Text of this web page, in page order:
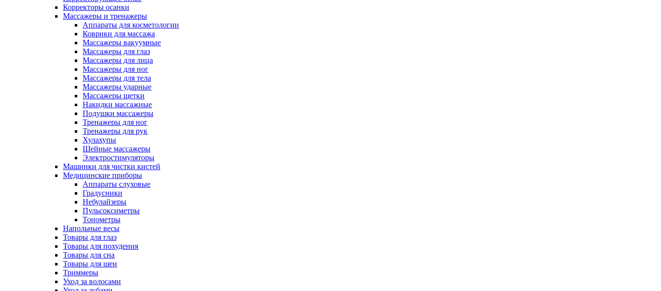
Корректоры осанки
Массажеры и тренажеры
Аппараты для косметологии
Коврики для массажа
Массажеры вакуумные
Массажеры для глаз
Массажеры для лица
Массажеры для ног
Массажеры для тела
Массажеры ударные
Массажеры щетки
Накидки массажные
Подушки массажеры
Тренажеры для ног
Тренажеры для рук
Хулахупы
Шейные массажеры
Электростимуляторы
Машинки для чистки кистей
Медицинские приборы
Аппараты слуховые
Градусники
Небулайзеры
Пульсоксиметры
Тонометры
Напольные весы
Товары для глаз
Товары для похудения
Товары для сна
Товары для шеи
Триммеры
Уход за волосами